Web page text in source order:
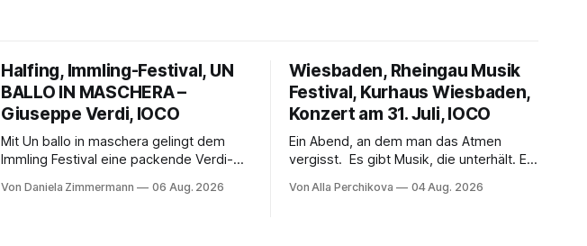
Halfing, Immling-Festival, UN
BALLO IN MASCHERA –
Giuseppe Verdi, IOCO
Mit Un ballo in maschera gelingt dem
Immling Festival eine packende Verdi-
Wirklichkeit. Verena von Kerssenbrock
Von Daniela Zimmermann 06 Aug. 2026
Wiesbaden, Rheingau Musik
Festival, Kurhaus Wiesbaden,
Konzert am 31. Juli, IOCO
Ein Abend, an dem man das Atmen
vergisst. Es gibt Musik, die unterhält. Es
Musik, nach der man minutenlang kein
Von Alla Perchikova 04 Aug. 2026